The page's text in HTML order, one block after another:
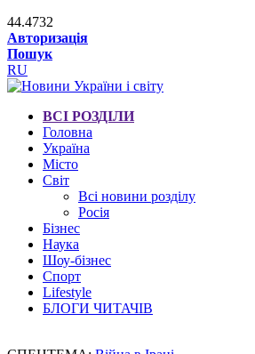
44.4732
Авторизація
Пошук
RU
ВСІ РОЗДІЛИ
Головна
Україна
Місто
Світ
Всі новини розділу
Росія
Бізнес
Наука
Шоу-бізнес
Спорт
Lifestyle
БЛОГИ ЧИТАЧІВ